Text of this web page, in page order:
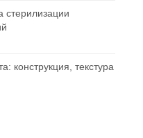
стерилизации
конструкция, текстура